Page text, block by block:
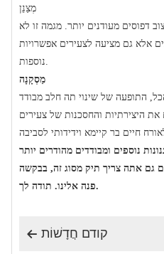
מְצַנֵן
דפוסים מעודנים יותר. מגמה זו לא
אלא גם מציעה לצעירים אפשרויות
מַסְקָנָה
התופעה של שינוי תה חלב מבודד
את היצירתיות והחסכנות של צעירים
נוספים ומבודדים מהודרים יותר
גם אתה צריך תיק מסוג זה, בבקשה
פנה אלינו. תודה לך.
 קודם חֲדָשׁוֹת